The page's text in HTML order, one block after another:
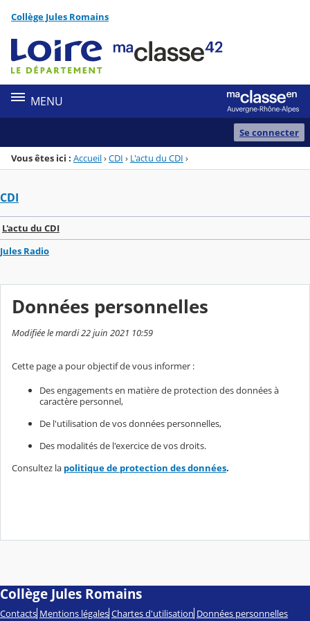
Menu de la rubrique
Contenu
Collège Jules Romains
MENU
Se connecter
Vous êtes ici : Accueil›CDI › L'actu du CDI ›
CDI
L'actu du CDI
Jules Radio
Données personnelles
Modifiée le mardi 22 juin 2021 10:59
Cette page a pour objectif de vous informer :
Des engagements en matière de protection des données à
caractère personnel,
De l'utilisation de vos données personnelles,
Des modalités de l'exercice de vos droits.
Consultez la politique de protection des données.
Collège Jules Romains
Contacts Mentions légales Chartes d'utilisation Données personnelles